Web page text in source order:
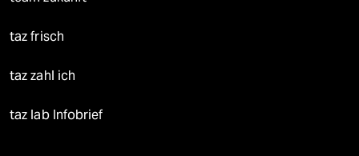
taz frisch
taz zahl ich
taz lab Infobrief